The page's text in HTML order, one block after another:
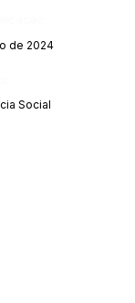
de 2024
Social